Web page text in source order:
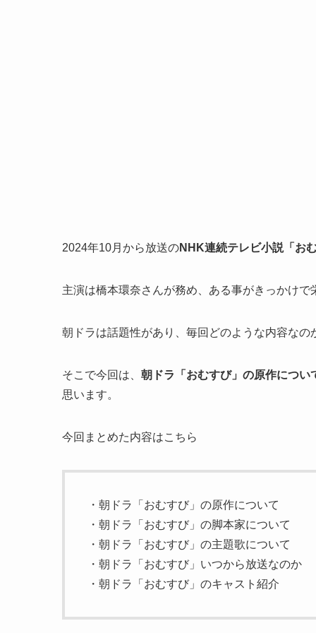
2024年10月から放送のNHK連続テレビ小説「お
主演は橋本環奈さんが務め、ある事がきっかけ
朝ドラは話題性があり、毎回どのような内容な
そこで今回は、 朝ドラ「おむすび」の原作につ
思います。
今回まとめた内容はこちら
・朝ドラ「おむすび」の原作について
・朝ドラ「おむすび」の脚本家について
・朝ドラ「おむすび」の主題歌について
・朝ドラ「おむすび」いつから放送なのか
・朝ドラ「おむすび」のキャスト紹介